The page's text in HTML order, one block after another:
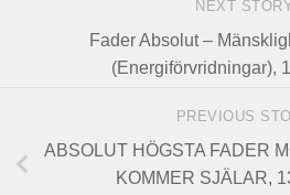
NEXT
Fader Absolut –
(Energiförvridningar),
PREVIOUS
ABSOLUT HÖGSTA FADER
KOMMER SJÄLAR,